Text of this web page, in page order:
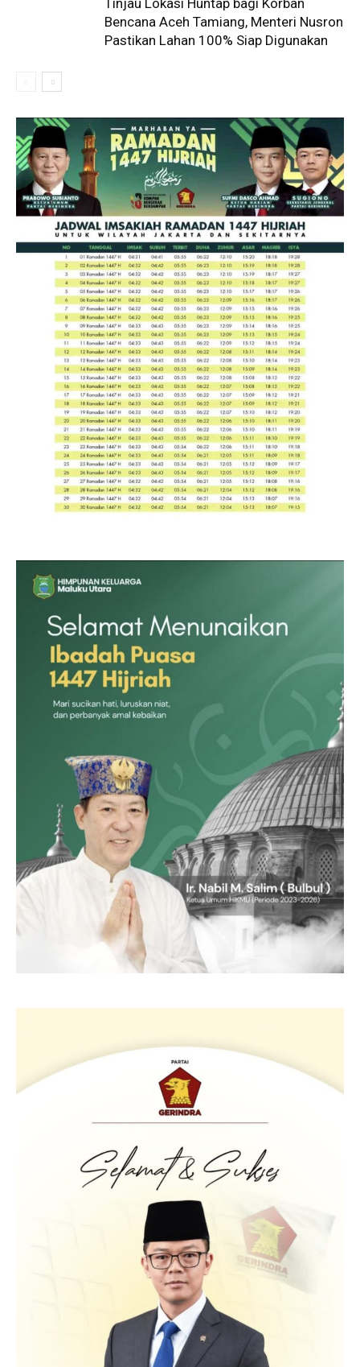
Tinjau Lokasi Huntap bagi Korban
Bencana Aceh Tamiang, Menteri Nusron
Pastikan Lahan 100% Siap Digunakan